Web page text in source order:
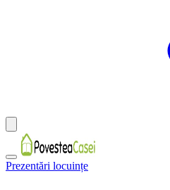
Prezentări locuințe